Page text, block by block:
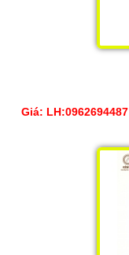
Giá: LH:0962694487